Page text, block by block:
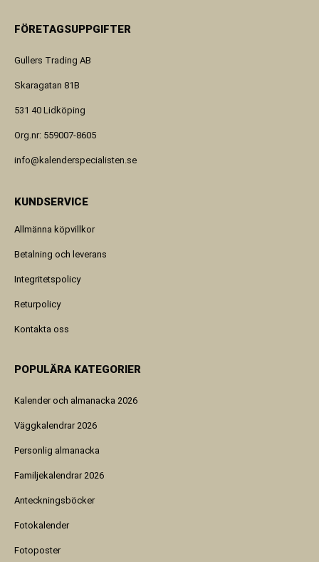
FÖRETAGSUPPGIFTER
Gullers Trading AB
Skaragatan 81B
531 40 Lidköping
Org.nr: 559007-8605
info@kalenderspecialisten.se
KUNDSERVICE
Allmänna köpvillkor
Betalning och leverans
Integritetspolicy
Returpolicy
Kontakta oss
POPULÄRA KATEGORIER
Kalender och almanacka 2026
Väggkalendrar 2026
Personlig almanacka
Familjekalendrar 2026
Anteckningsböcker
Fotokalender
Fotoposter